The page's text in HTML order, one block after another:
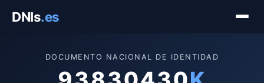
DNIs.es
DOCUMENTO NACIONAL DE IDENTIDAD